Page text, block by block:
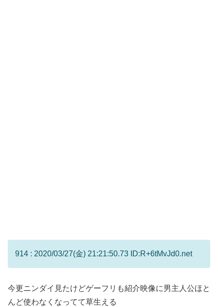
914 : 2020/03/27(金) 21:21:50.73 ID:R+6tMvJd0.net
今更ニンダイ見たけどゲーフリも紹介映像に男主人公ほと
んど使わなくなってて草生える